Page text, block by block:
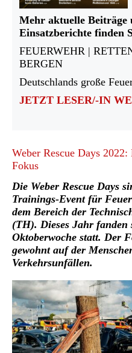
Mehr aktuelle Beiträge
Einsatzberichte finden
FEUERWEHR |
BERGEN
Deutschlands große
JETZT LESER/-IN
Weber Rescue Days
Fokus
Die Weber Rescue Days
Trainings-Event für
dem Bereich der
(TH). Dieses Jahr fanden
Oktoberwoche statt. Der
gewohnt auf der
Verkehrsunfällen.